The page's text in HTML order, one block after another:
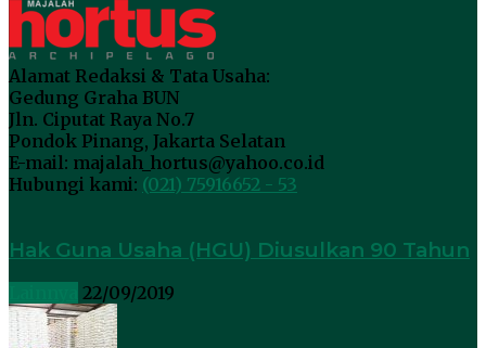
Alamat Redaksi & Tata Usaha:
Gedung Graha BUN
Jln. Ciputat Raya No.7
Pondok Pinang, Jakarta Selatan
E-mail: majalah_hortus@yahoo.co.id
Hubungi kami: (021) 75916652 - 53
Hak Guna Usaha (HGU) Diusulkan 90 Tahun
22/09/2019